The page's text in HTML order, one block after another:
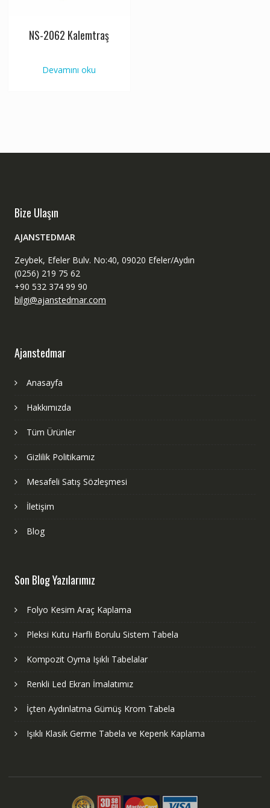
NS-2062 Kalemtraş
Devamını oku
Bize Ulaşın
AJANSTEDMAR
Zeybek, Efeler Bulv. No:40, 09020 Efeler/Aydın
(0256) 219 75 62
+90 532 374 99 90
bilgi@ajanstedmar.com
Ajanstedmar
Anasayfa
Hakkımızda
Tüm Ürünler
Gizlilik Politikamız
Mesafeli Satış Sözleşmesi
İletişim
Blog
Son Blog Yazılarımız
Folyo Kesim Araç Kaplama
Pleksi Kutu Harfli Borulu Sistem Tabela
Kompozit Oyma Işıklı Tabelalar
Renkli Led Ekran İmalatımız
İçten Aydınlatma Gümüş Krom Tabela
Işıklı Klasik Germe Tabela ve Kepenk Kaplama